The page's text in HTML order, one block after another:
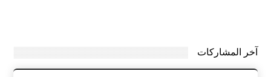
آخر المشاركات